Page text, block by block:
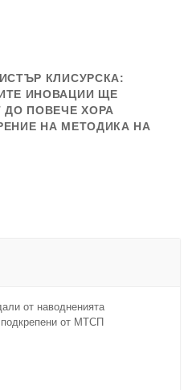
КЛИСУРСКА:
ИНОВАЦИИ ЩЕ
ДО ПОВЕЧЕ ХОРА
НА МЕТОДИКА НА
от наводненията
от МТСП